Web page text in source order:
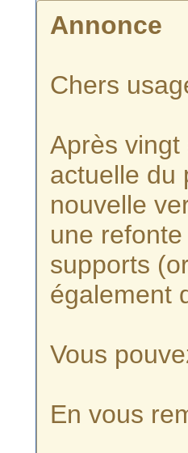
Annonce
Chers
Après
actuelle du
nouvelle
une
supports
également
Vous
En vous